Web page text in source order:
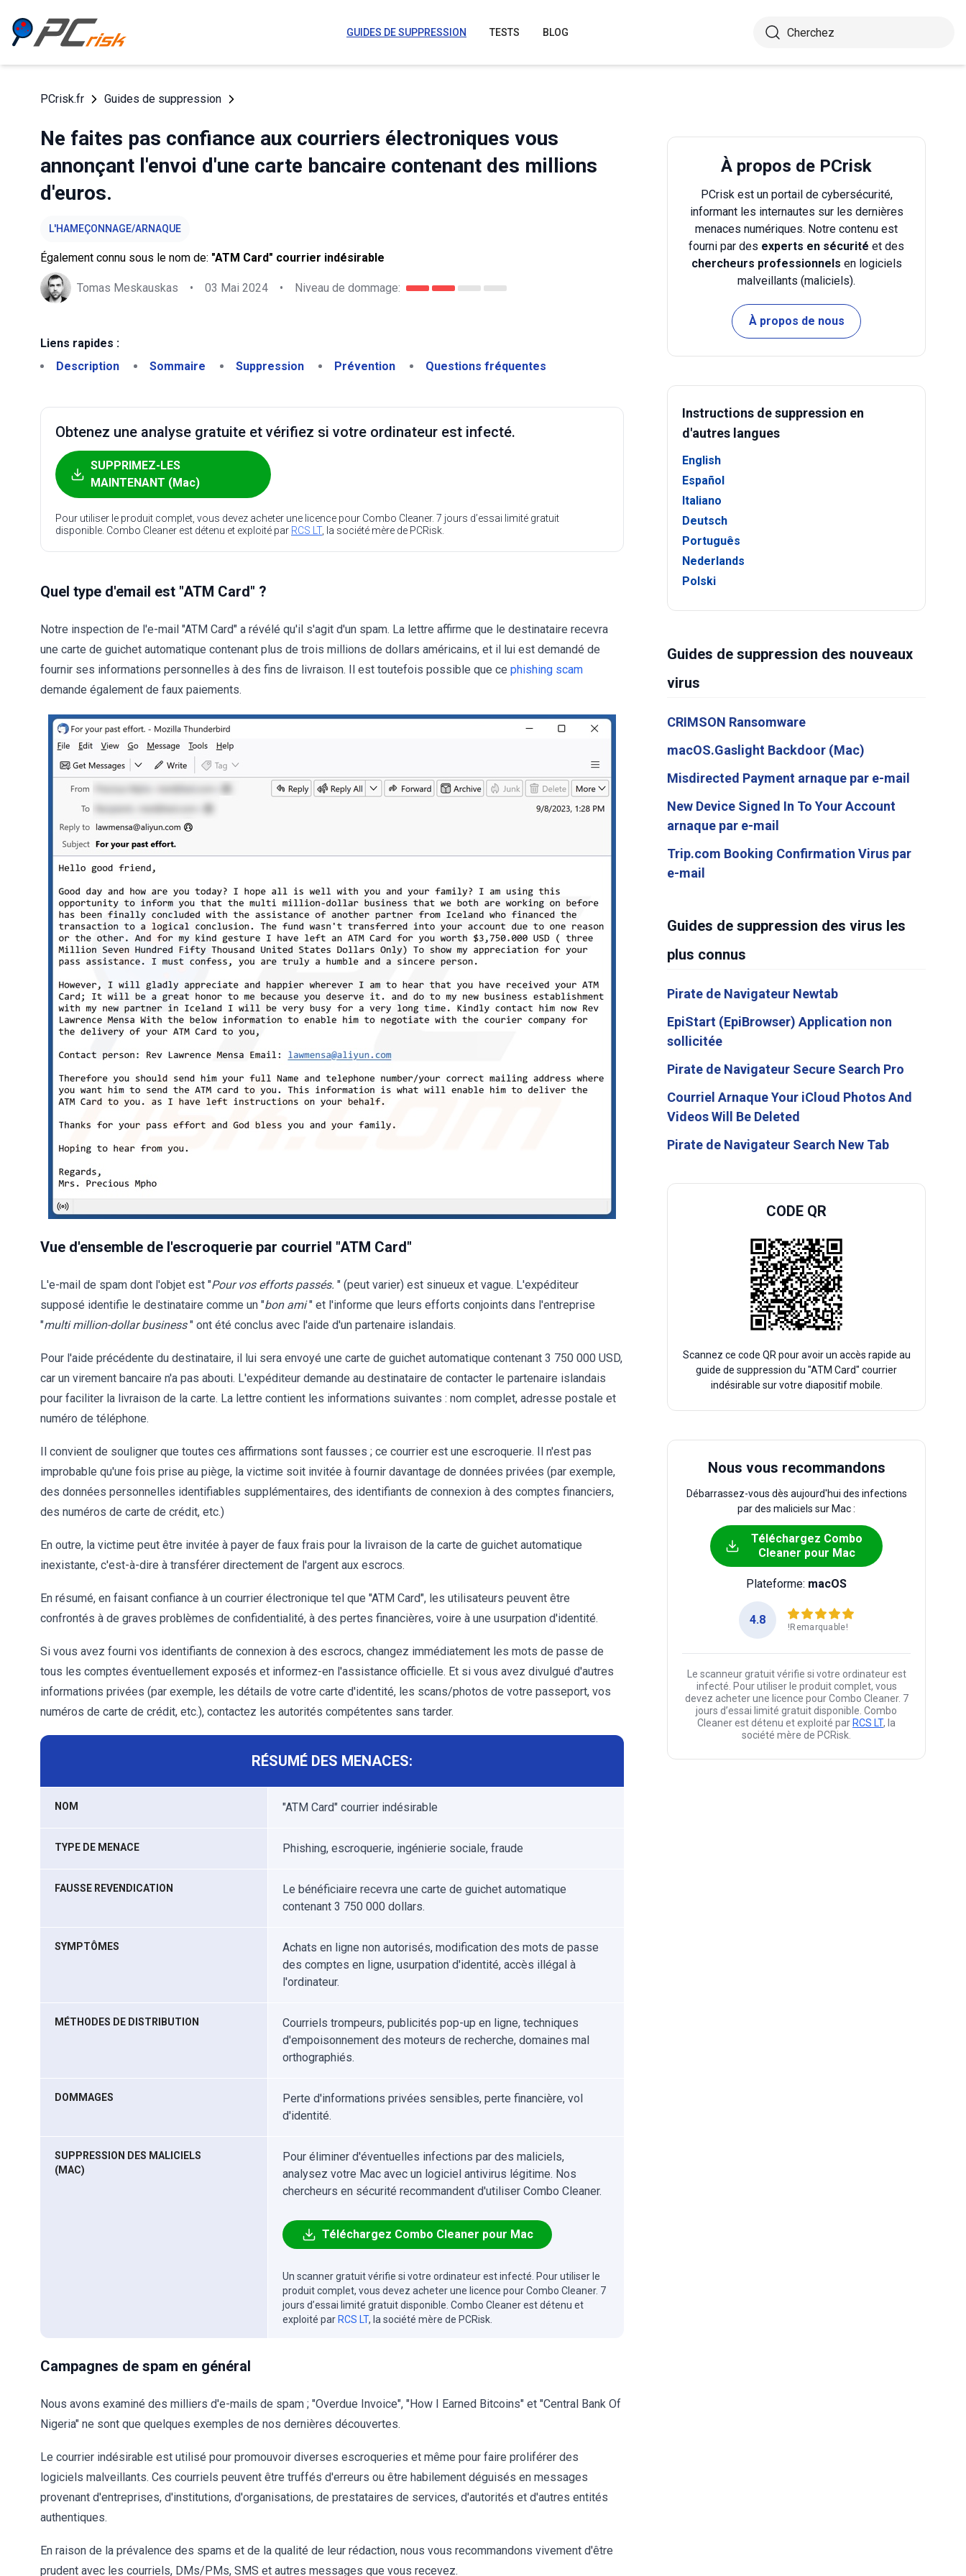
GUIDES DE SUPPRESSION TESTS BLOG
PCrisk.fr Guides de suppression
Ne faites pas confiance aux courriers électroniques vous
annonçant l'envoi d'une carte bancaire contenant des millions
d'euros.
L'HAMEÇONNAGE/ARNAQUE
Également connu sous le nom de: "ATM Card" courrier indésirable
Tomas Meskauskas • 03 Mai 2024 • Niveau de dommage:
Liens rapides :
Description
Sommaire Suppression Prévention Questions fréquentes
Obtenez une analyse gratuite et vérifiez si votre ordinateur est infecté.
SUPPRIMEZ-LES
MAINTENANT (Mac)
Pour utiliser le produit complet, vous devez acheter une licence pour Combo Cleaner. 7 jours d’essai limité gratuit
disponible. Combo Cleaner est détenu et exploité par RCS LT, la société mère de PCRisk.
Quel type d'email est "ATM Card" ?
Notre inspection de l'e-mail "ATM Card" a révélé qu'il s'agit d'un spam. La lettre affirme que le destinataire recevra
une carte de guichet automatique contenant plus de trois millions de dollars américains, et il lui est demandé de
fournir ses informations personnelles à des fins de livraison. Il est toutefois possible que ce phishing scam
demande également de faux paiements.
Vue d'ensemble de l'escroquerie par courriel "ATM Card"
L'e-mail de spam dont l'objet est "Pour vos efforts passés. " (peut varier) est sinueux et vague. L'expéditeur
supposé identifie le destinataire comme un "bon ami " et l'informe que leurs efforts conjoints dans l'entreprise
"multi million-dollar business " ont été conclus avec l'aide d'un partenaire islandais.
Pour l'aide précédente du destinataire, il lui sera envoyé une carte de guichet automatique contenant 3 750 000 USD,
car un virement bancaire n'a pas abouti. L'expéditeur demande au destinataire de contacter le partenaire islandais
pour faciliter la livraison de la carte. La lettre contient les informations suivantes : nom complet, adresse postale et
numéro de téléphone.
Il convient de souligner que toutes ces affirmations sont fausses ; ce courrier est une escroquerie. Il n'est pas
improbable qu'une fois prise au piège, la victime soit invitée à fournir davantage de données privées (par exemple,
des données personnelles identifiables supplémentaires, des identifiants de connexion à des comptes financiers,
des numéros de carte de crédit, etc.)
En outre, la victime peut être invitée à payer de faux frais pour la livraison de la carte de guichet automatique
inexistante, c'est-à-dire à transférer directement de l'argent aux escrocs.
En résumé, en faisant confiance à un courrier électronique tel que "ATM Card", les utilisateurs peuvent être
confrontés à de graves problèmes de confidentialité, à des pertes financières, voire à une usurpation d'identité.
Si vous avez fourni vos identifiants de connexion à des escrocs, changez immédiatement les mots de passe de
tous les comptes éventuellement exposés et informez-en l'assistance officielle. Et si vous avez divulgué d'autres
informations privées (par exemple, les détails de votre carte d'identité, les scans/photos de votre passeport, vos
numéros de carte de crédit, etc.), contactez les autorités compétentes sans tarder.
RÉSUMÉ DES MENACES:
NOM "ATM Card" courrier indésirable
TYPE DE MENACE Phishing, escroquerie, ingénierie sociale, fraude
FAUSSE REVENDICATION
Le bénéficiaire recevra une carte de guichet automatique
contenant 3 750 000 dollars.
SYMPTÔMES
Achats en ligne non autorisés, modification des mots de passe
des comptes en ligne, usurpation d'identité, accès illégal à
l'ordinateur.
MÉTHODES DE DISTRIBUTION
Courriels trompeurs, publicités pop-up en ligne, techniques
d'empoisonnement des moteurs de recherche, domaines mal
orthographiés.
DOMMAGES
Perte d'informations privées sensibles, perte financière, vol
d'identité.
SUPPRESSION DES MALICIELS
(MAC)
Pour éliminer d'éventuelles infections par des maliciels,
analysez votre Mac avec un logiciel antivirus légitime. Nos
chercheurs en sécurité recommandent d'utiliser Combo Cleaner.
Téléchargez Combo Cleaner pour Mac
Un scanner gratuit vérifie si votre ordinateur est infecté. Pour utiliser le
produit complet, vous devez acheter une licence pour Combo Cleaner. 7
jours d’essai limité gratuit disponible. Combo Cleaner est détenu et
exploité par RCS LT, la société mère de PCRisk.
Campagnes de spam en général
Nous avons examiné des milliers d'e-mails de spam ; "Overdue Invoice", "How I Earned Bitcoins" et "Central Bank Of
Nigeria" ne sont que quelques exemples de nos dernières découvertes.
Le courrier indésirable est utilisé pour promouvoir diverses escroqueries et même pour faire proliférer des
logiciels malveillants. Ces courriels peuvent être truffés d'erreurs ou être habilement déguisés en messages
provenant d'entreprises, d'institutions, d'organisations, de prestataires de services, d'autorités et d'autres entités
authentiques.
En raison de la prévalence des spams et de la qualité de leur rédaction, nous vous recommandons vivement d'être
prudent avec les courriels, DMs/PMs, SMS et autres messages que vous recevez.
À propos de PCrisk
PCrisk est un portail de cybersécurité,
informant les internautes sur les dernières
menaces numériques. Notre contenu est
fourni par des experts en sécurité et des
chercheurs professionnels en logiciels
malveillants (maliciels).
À propos de nous
Instructions de suppression en
d'autres langues
English
Español
Italiano
Deutsch
Português
Nederlands
Polski
Guides de suppression des nouveaux
virus
CRIMSON Ransomware
macOS.Gaslight Backdoor (Mac)
Misdirected Payment arnaque par e-mail
New Device Signed In To Your Account
arnaque par e-mail
Trip.com Booking Confirmation Virus par
e-mail
Guides de suppression des virus les
plus connus
Pirate de Navigateur Newtab
EpiStart (EpiBrowser) Application non
sollicitée
Pirate de Navigateur Secure Search Pro
Courriel Arnaque Your iCloud Photos And
Videos Will Be Deleted
Pirate de Navigateur Search New Tab
CODE QR
Scannez ce code QR pour avoir un accès rapide au
guide de suppression du "ATM Card" courrier
indésirable sur votre diapositif mobile.
Nous vous recommandons
Débarrassez-vous dès aujourd'hui des infections
par des maliciels sur Mac :
Téléchargez Combo
Cleaner pour Mac
Plateforme: macOS
4.8
!Remarquable!
Le scanneur gratuit vérifie si votre ordinateur est
infecté. Pour utiliser le produit complet, vous
devez acheter une licence pour Combo Cleaner. 7
jours d’essai limité gratuit disponible. Combo
Cleaner est détenu et exploité par RCS LT, la
société mère de PCRisk.